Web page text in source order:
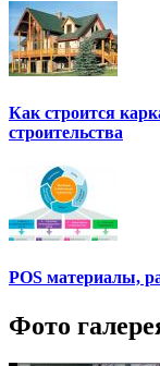
Как строится
строительства
POS материалы,
Фото